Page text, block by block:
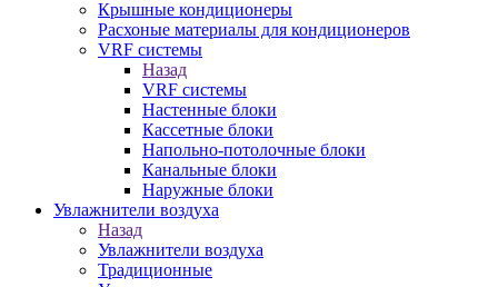
Крышные кондиционеры
Расхоные материалы для кондиционеров
VRF системы
Назад
VRF системы
Настенные блоки
Кассетные блоки
Напольно-потолочные блоки
Канальные блоки
Наружные блоки
Увлажнители воздуха
Назад
Увлажнители воздуха
Традиционные